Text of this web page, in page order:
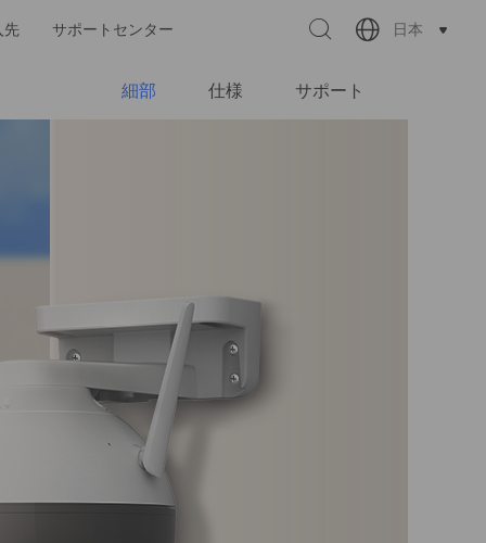
先 サポートセンター 日本
細部 仕様 サポート